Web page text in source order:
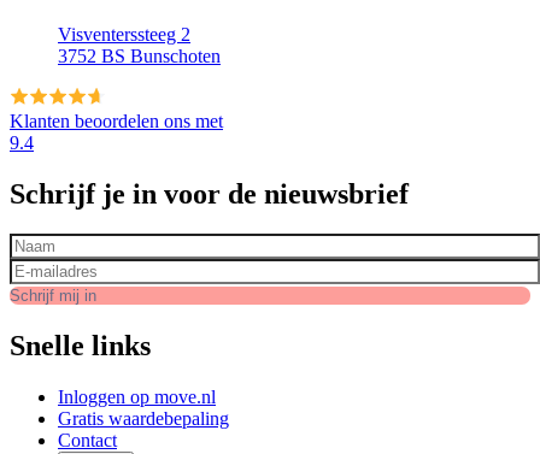
Visventerssteeg 2
3752 BS Bunschoten
Klanten beoordelen ons met
9.4
Schrijf je in voor de nieuwsbrief
Voor- en achternaam
E-mailadres
Schrijf mij in
Snelle links
Inloggen op move.nl
Gratis waardebepaling
Contact